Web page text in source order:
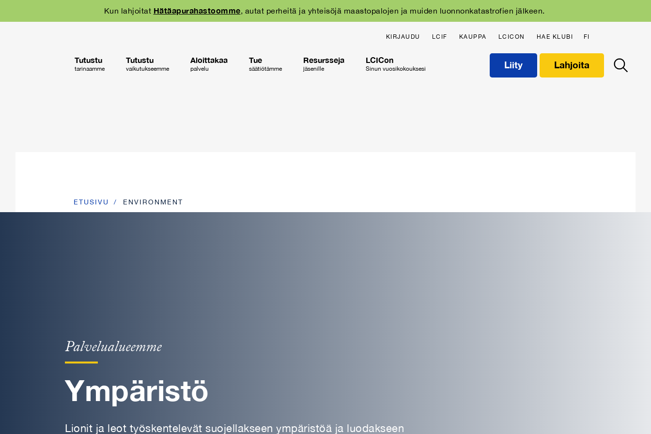
Kun lahjoitat Hätäapurahastoomme, autat perheitä ja yhteisöjä maastopalojen ja muiden luonnonkatastrofien jälkeen.
KIRJAUDU LCIF KAUPPA LCICON HAE KLUBI FI
Liity Lahjoita
Tutustu
tarinaamme
Tutustu
vaikutukseemme
Aloittakaa
palvelu
Tue
säätiötämme
Resursseja
jäsenille
LCICon
Sinun vuosikokouksesi
ETUSIVU ENVIRONMENT
Palvelualueemme
Ympäristö
Lionit ja leot työskentelevät suojellakseen ympäristöä ja luodakseen